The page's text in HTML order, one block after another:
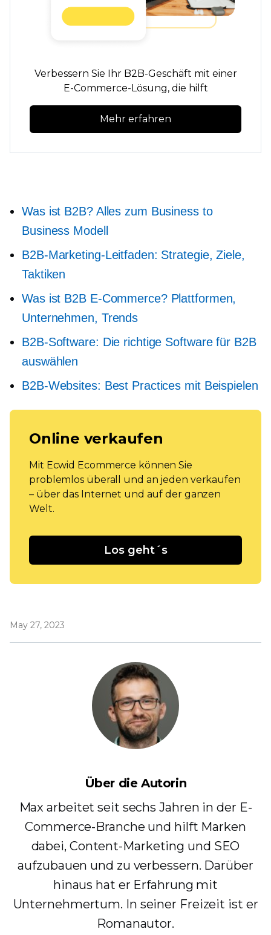
Verbessern Sie Ihr B2B-Geschäft mit einer
E-Commerce-Lösung, die hilft
Mehr erfahren
Was ist B2B? Alles zum Business to
Business Modell
B2B-Marketing-Leitfaden: Strategie, Ziele,
Taktiken
Was ist B2B E-Commerce? Plattformen,
Unternehmen, Trends
B2B-Software: Die richtige Software für B2B
auswählen
B2B-Websites: Best Practices mit Beispielen
Online verkaufen
Mit Ecwid Ecommerce können Sie
problemlos überall und an jeden verkaufen
– über das Internet und auf der ganzen
Welt.
Los geht´s
May 27, 2023
Über die Autorin
Max arbeitet seit sechs Jahren in der E-
Commerce-Branche und hilft Marken
dabei, Content-Marketing und SEO
aufzubauen und zu verbessern. Darüber
hinaus hat er Erfahrung mit
Unternehmertum. In seiner Freizeit ist er
Romanautor.